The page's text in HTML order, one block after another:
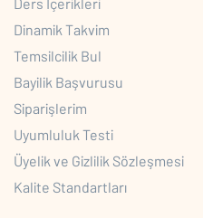
Dinamik Takvim
Temsilcilik Bul
Bayilik Başvurusu
Siparişlerim
Uyumluluk Testi
Üyelik ve Gizlilik Sözleşmesi
Kalite Standartları